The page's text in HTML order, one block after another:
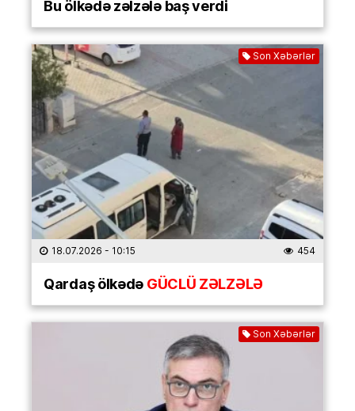
Bu ölkədə zəlzələ baş verdi
Son Xəbərlər
18.07.2026 - 10:15 454
Qardaş ölkədəGÜCLÜ ZƏLZƏLƏ
Son Xəbərlər